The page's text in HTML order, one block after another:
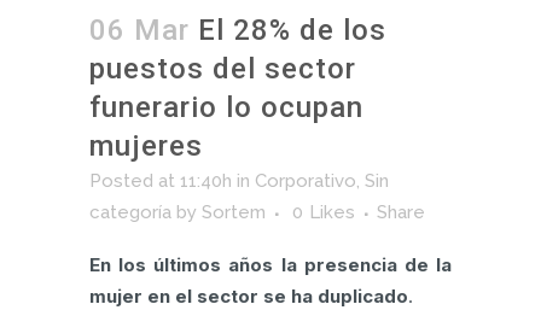
06 Mar El 28% de los
puestos del sector
funerario lo ocupan
mujeres
Posted at 11:40h in Corporativo, Sin
categoría by Sortem 0 Likes Share
En los últimos años la presencia de la
mujer en el sector se ha duplicado.